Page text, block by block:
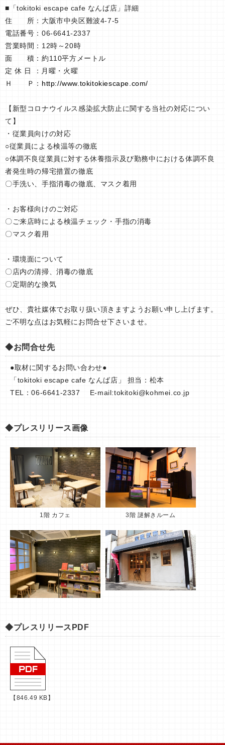
■「tokitoki escape cafe なんば店」詳細
住 所：大阪市中央区難波4-7-5
電話番号：06-6641-2337
営業時間：12時～20時
面 積：約110平方メートル
定 休 日 ：月曜・火曜
Ｈ Ｐ： http://www.tokitokiescape.com/
【新型コロナウイルス感染拡大防止に関する当社の対応につい
て】
・従業員向けの対応
○従業員による検温等の徹底
○体調不良従業員に対する休養指示及び勤務中における体調不良
者発生時の帰宅措置の徹底
〇手洗い、手指消毒の徹底、マスク着用
・お客様向けのご対応
〇ご来店時による検温チェック・手指の消毒
〇マスク着用
・環境面について
〇店内の清掃、消毒の徹底
〇定期的な換気
ぜひ、貴社媒体でお取り扱い頂きますようお願い申し上げます。
ご不明な点はお気軽にお問合せ下さいませ。
◆お問合せ先
●取材に関するお問い合わせ●
「tokitoki escape cafe なんば店」 担当：松本
TEL：06-6641-2337 E-mail:tokitoki@kohmei.co.jp
◆プレスリリース画像
1階 カフェ 3階 謎解きルーム
◆プレスリリースPDF
【846.49 KB】